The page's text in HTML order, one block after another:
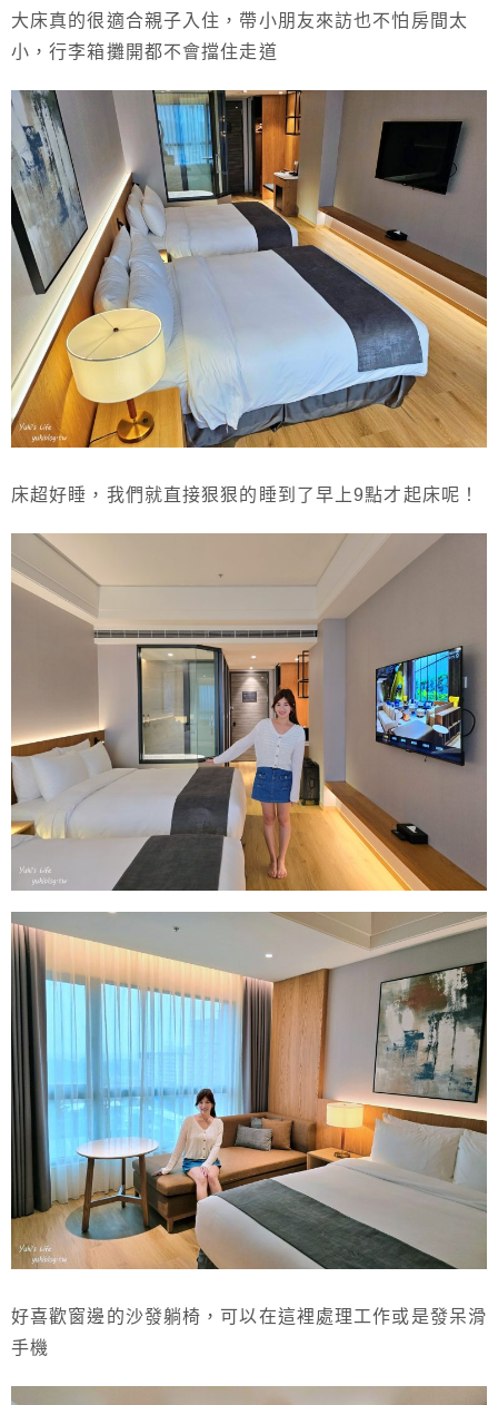
大床真的很適合親子入住，帶小朋友來訪也不怕房間太
小，行李箱攤開都不會擋住走道
床超好睡，我們就直接狠狠的睡到了早上9點才起床呢！
好喜歡窗邊的沙發躺椅，可以在這裡處理工作或是發呆滑
手機